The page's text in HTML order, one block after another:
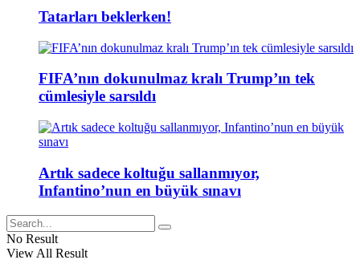
Tatarları beklerken!
FIFA’nın dokunulmaz kralı Trump’ın tek
cümlesiyle sarsıldı
Artık sadece koltuğu sallanmıyor,
Infantino’nun en büyük sınavı
No Result
View All Result